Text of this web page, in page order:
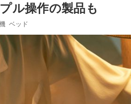
ル操作の製品も
ベッド